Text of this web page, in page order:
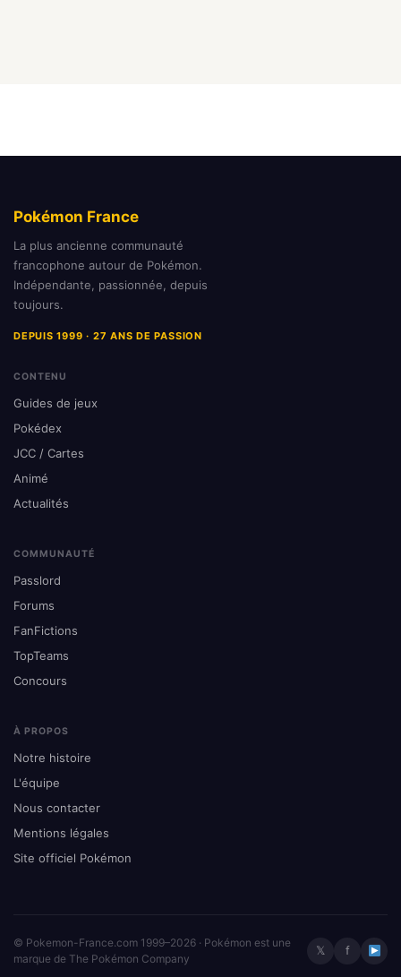
Pokémon France
La plus ancienne communauté
francophone autour de Pokémon.
Indépendante, passionnée, depuis
toujours.
DEPUIS 1999 · 27 ANS DE PASSION
CONTENU
Guides de jeux
Pokédex
JCC / Cartes
Animé
Actualités
COMMUNAUTÉ
Passlord
Forums
FanFictions
TopTeams
Concours
À PROPOS
Notre histoire
L'équipe
Nous contacter
Mentions légales
Site officiel Pokémon
© Pokemon-France.com 1999–2026 · Pokémon est une
marque de The Pokémon Company
𝕏 f